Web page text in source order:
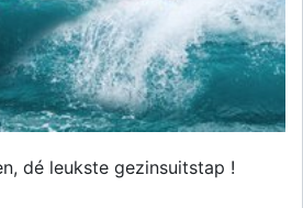
dé leukste gezinsuitstap !